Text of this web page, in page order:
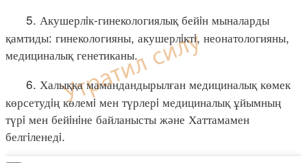
5. Акушерлiк-гинекологиялық бейiн мыналарды
қамтиды: гинекологияны, акушерлiктi, неонатологияны,
медициналық генетиканы.
6. Халыққа мамандандырылған медициналық көмек
көрсетудiң көлемi мен түрлерi медициналық ұйымның
түрi мен бейiнiне байланысты және Хаттамамен
белгiленедi.